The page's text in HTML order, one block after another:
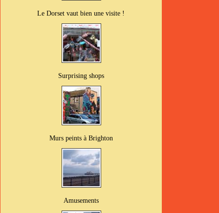
Le Dorset vaut bien une visite !
Surprising shops
Murs peints à Brighton
Amusements